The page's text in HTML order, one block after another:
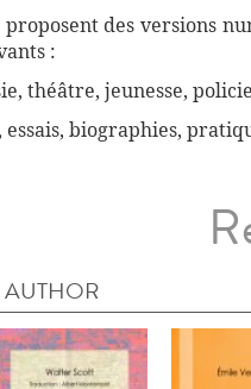
proposent des versions
:
théâtre, jeunesse,
biographies,
AUTHOR